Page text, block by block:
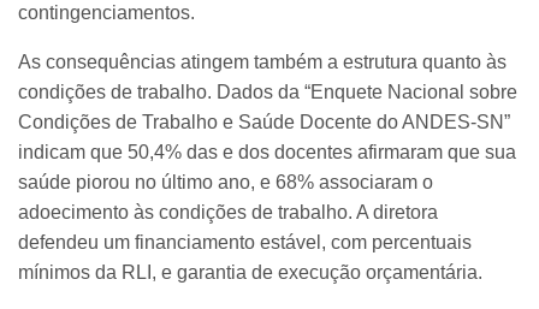
contingenciamentos.
As consequências atingem também a estrutura quanto às
condições de trabalho. Dados da “Enquete Nacional sobre
Condições de Trabalho e Saúde Docente do ANDES-SN”
indicam que 50,4% das e dos docentes afirmaram que sua
saúde piorou no último ano, e 68% associaram o
adoecimento às condições de trabalho. A diretora
defendeu um financiamento estável, com percentuais
mínimos da RLI, e garantia de execução orçamentária.